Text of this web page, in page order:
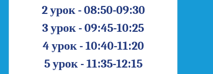
2 урок - 08:50-09:30
3 урок - 09:45-10:25
4 урок - 10:40-11:20
5 урок - 11:35-12:15